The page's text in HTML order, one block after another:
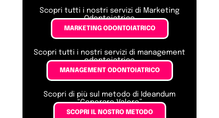
Scopri tutti i nostri servizi di Marketing
Odontoiatrico
MARKETING ODONTOIATRICO
Scopri tutti i nostri servizi di management
odontoiatrico
MANAGEMENT ODONTOIATRICO
Scopri di più sul metodo di Ideandum
“Generare Valore”
SCOPRI IL NOSTRO METODO